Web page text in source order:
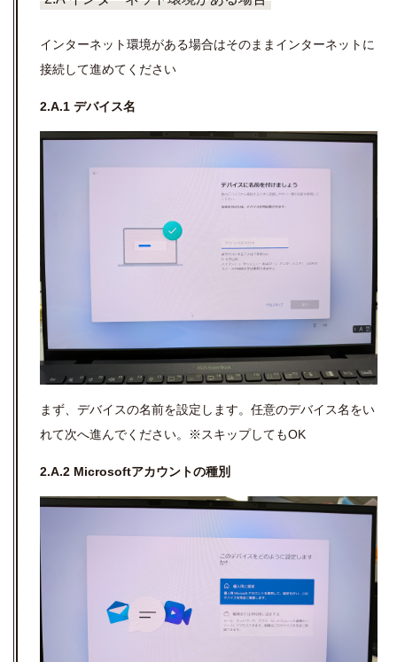
インターネット環境がある場合はそのままインターネットに
接続して進めてください
2.A.1 デバイス名
まず、デバイスの名前を設定します。任意のデバイス名をい
れて次へ進んでください。※スキップしてもOK
2.A.2 Microsoftアカウントの種別